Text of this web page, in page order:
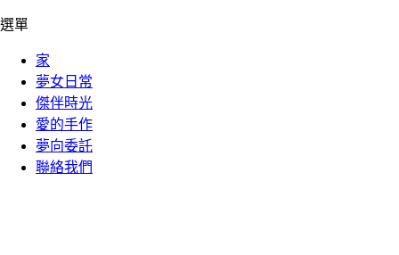
選單
家
夢女日常
傑伴時光
愛的手作
夢向委託
聯絡我們